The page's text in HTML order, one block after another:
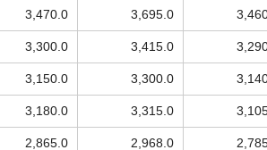
3,470.0 3,695.0
3,300.0 3,415.0
3,150.0 3,300.0
3,180.0 3,315.0
2,865.0 2,968.0